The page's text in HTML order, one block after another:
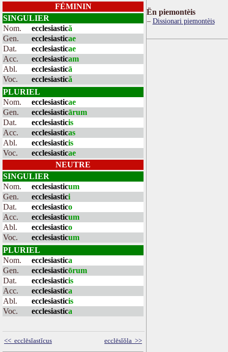
FÉMININ
SINGULIER
Nom.
ecclesiastică
Gen.
ecclesiasticae
Dat.
ecclesiasticae
Acc.
ecclesiasticam
Abl.
ecclesiasticā
Voc.
ecclesiastică
PLURIEL
Nom.
ecclesiasticae
Gen.
ecclesiasticārum
Dat.
ecclesiasticis
Acc.
ecclesiasticas
Abl.
ecclesiasticis
Voc.
ecclesiasticae
NEUTRE
SINGULIER
Nom.
ecclesiasticum
Gen.
ecclesiastici
Dat.
ecclesiastico
Acc.
ecclesiasticum
Abl.
ecclesiastico
Voc.
ecclesiasticum
PLURIEL
Nom.
ecclesiastica
Gen.
ecclesiasticōrum
Dat.
ecclesiasticis
Acc.
ecclesiastica
Abl.
ecclesiasticis
Voc.
ecclesiastica
<< ecclēsĭastĭcus ecclēsĭŏla >>
Ën piemontèis
Dissionari piemontèis